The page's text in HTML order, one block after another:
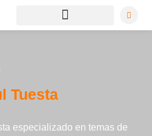
Tuesta
especializado en temas de